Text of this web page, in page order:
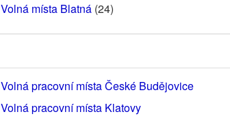
Volná místa Blatná(24)
Volná pracovní místa České Budějovice
Volná pracovní místa Klatovy